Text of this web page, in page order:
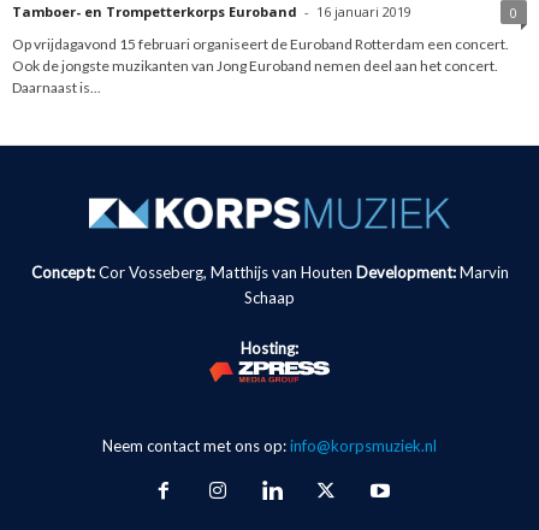
Tamboer- en Trompetterkorps Euroband - 16 januari 2019
0
Op vrijdagavond 15 februari organiseert de Euroband Rotterdam een concert.
Ook de jongste muzikanten van Jong Euroband nemen deel aan het concert.
Daarnaast is...
Concept:Cor Vosseberg, Matthijs van Houten Development: Marvin
Schaap
Hosting:
Neem contact met ons op:info@korpsmuziek.nl